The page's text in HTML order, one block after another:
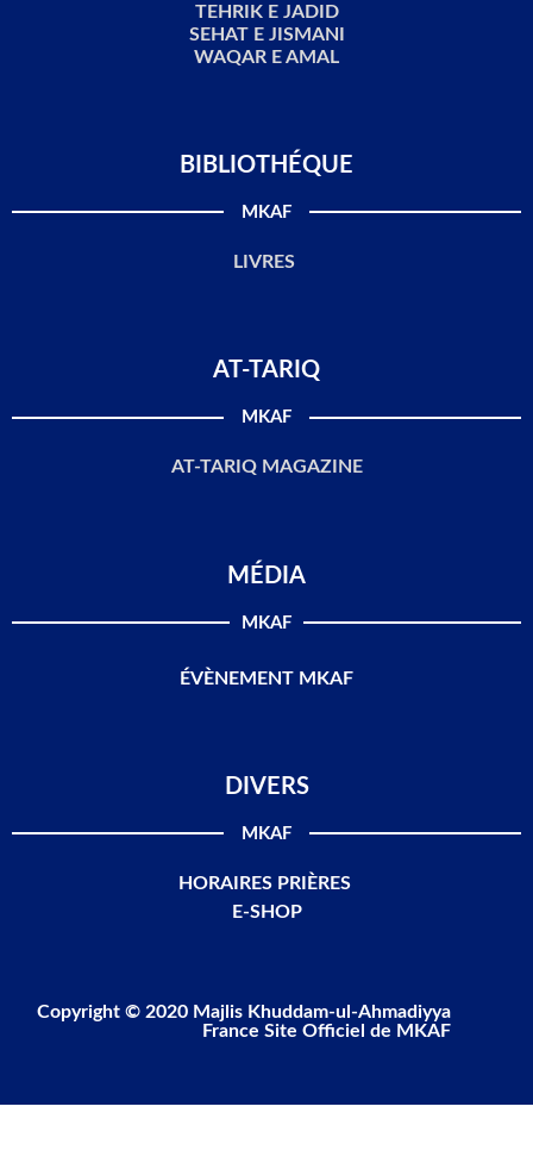
TEHRIK E JADID
SEHAT E JISMANI
WAQAR E AMAL
BIBLIOTHÉQUE
MKAF
LIVRES
AT-TARIQ
MKAF
AT-TARIQ MAGAZINE
MÉDIA
MKAF
ÉVÈNEMENT MKAF
DIVERS
MKAF
HORAIRES PRIÈRES
E-SHOP
Copyright © 2020 Majlis Khuddam-ul-Ahmadiyya
France Site Officiel de MKAF